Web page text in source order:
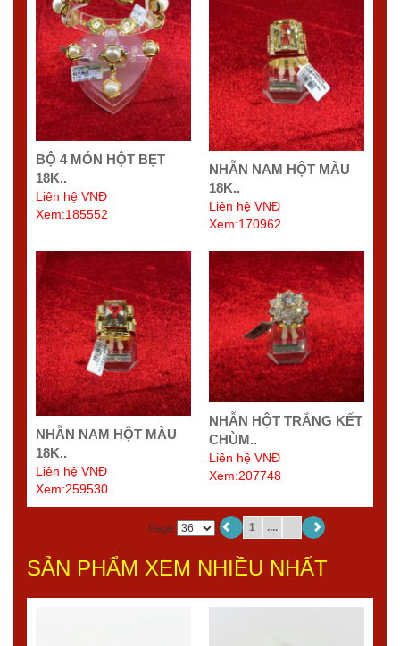
BỘ 4 MÓN HỘT BẸT
18K..
Liên hệ VNĐ
Xem:185552
NHẪN NAM HỘT MÀU
18K..
Liên hệ VNĐ
Xem:170962
NHẪN NAM HỘT MÀU
18K..
Liên hệ VNĐ
Xem:259530
NHẪN HỘT TRẮNG KẾT
CHÙM..
Liên hệ VNĐ
Xem:207748
Page 1 ....
SẢN PHẨM XEM NHIỀU NHẤT